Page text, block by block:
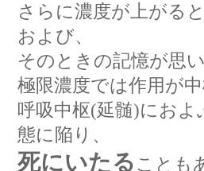
さらに濃度が上がる
および、
そのときの記憶が思
極限濃度では作用が
呼吸中枢(延髄)にお
態に陥り、
死にいたることも